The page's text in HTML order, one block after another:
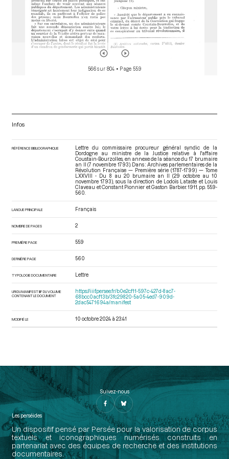
566 sur 804 • Page 559
Infos
RÉFÉRENCE BIBLIOGRAPHIQUE
Lettre du commissaire procureur général syndic de la
Dordogne au ministre de la Justice relative à l'affaire
Coustain-Bourzolles, en annexe de la séance du 17 brumaire
an II (7 novembre 1793). Dans : Archives parlementaires de la
Révolution Française — Première série (1787-1799) — Tome
LXXVIII - Du 8 au 20 brumaire an II (29 octobre au 10
novembre 1793) , sous la direction de Lodoïs Lataste et Louis
Claveau et Constant Pionnier et Gaston Barbier. 1911. pp. 559-
560.
LANGUE PRINCIPALE Français
NOMBRE DE PAGES 2
PREMIÈRE PAGE 559
DERNIÈRE PAGE 560
TYPOLOGIE DOCUMENTAIRE Lettre
URI DU MANIFEST IIIF DU VOLUME
CONTENANT LE DOCUMENT
https://iiif.persee.fr/b0e2cf11-597c-427d-8ac7-
68bcc0acf13b/3fc29820-5a05-4ed7-909d-
2dac5471694a/manifest
MODIFIÉ LE 10 octobre 2024 à 23:41
Suivez-nous
Les perséides
Un dispositif pensé par Persée pour la valorisation de corpus
textuels et iconographiques numérisés construits en
partenariat avec des équipes de recherche et des institutions
documentaires.